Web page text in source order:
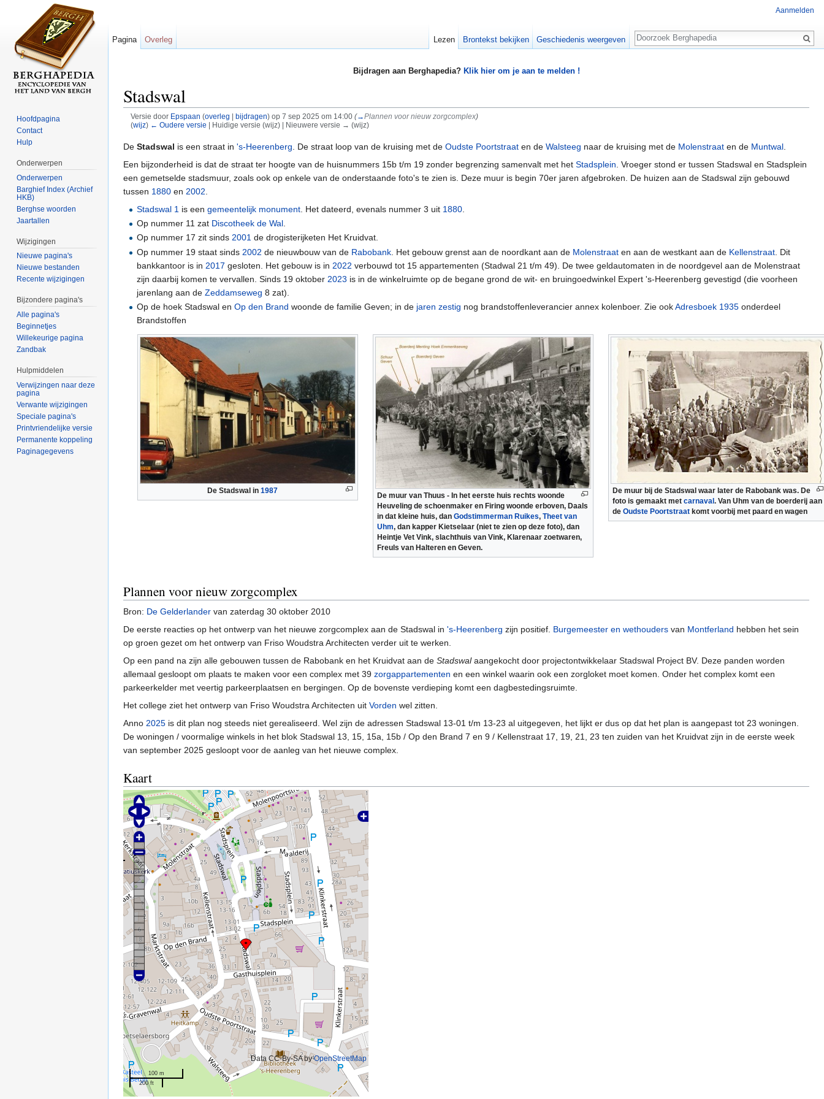
Bijdragen aan Berghapedia? Klik hier om je aan te melden !
Stadswal
Versie door Epspaan (overleg bijdragen)op 7 sep 2025 om 14:00 (→Plannen voor nieuw zorgcomplex)
(wijz) ← Oudere versie | Huidige versie (wijz) | Nieuwere versie → (wijz)
De Stadswal is een straat in 's-Heerenberg . De straat loop van de kruising met de Oudste Poortstraat en de Walsteeg naar de kruising met de Molenstraat en de Muntwal
Een bijzonderheid is dat de straat ter hoogte van de huisnummers 15b t/m 19 zonder begrenzing samenvalt met het Stadsplein . Vroeger stond er tussen Stadswal en Stadsplein
een gemetselde stadsmuur, zoals ook op enkele van de onderstaande foto's te zien is. Deze muur is begin 70er jaren afgebroken. De huizen aan de Stadswal zijn gebouwd
tussen 1880 en 2002
Stadswal 1 is eengemeentelijk monument . Het dateerd, evenals nummer 3 uit 1880
Op nummer 11 zat Discotheek de Wal
Op nummer 17 zit sinds2001 de drogisterijketen Het Kruidvat.
Op nummer 19 staat sinds 2002 de nieuwbouw van de Rabobank . Het gebouw grenst aan de noordkant aan de Molenstraat en aan de westkant aan de Kellenstraat . Dit
bankkantoor is in 2017 gesloten. Het gebouw is in 2022 verbouwd tot 15 appartementen (Stadwal 21 t/m 49). De twee geldautomaten in de noordgevel aan de Molenstraat
zijn daarbij komen te vervallen. Sinds 19 oktober 2023 is in de winkelruimte op de begane grond de wit- en bruingoedwinkel Expert 's-Heerenberg gevestigd (die voorheen
jarenlang aan deZeddamseweg 8 zat).
Op de hoek Stadswal enOp den Brand woonde de familie Geven; in de jaren zestig nog brandstoffenleverancier annex kolenboer. Zie ookAdresboek 1935 onderdeel
Brandstoffen
De Stadswal in 1987
De muur van Thuus - In het eerste huis rechts woonde
Heuveling de schoenmaker en Firing woonde erboven, Daals
in dat kleine huis, dan Godstimmerman Ruikes, Theet van
Uhm, dan kapper Kietselaar (niet te zien op deze foto), dan
Heintje Vet Vink, slachthuis van Vink, Klarenaar zoetwaren,
Freuls van Halteren en Geven.
De muur bij de Stadswal waar later de Rabobank was. De
foto is gemaakt met carnaval. Van Uhm van de boerderij aan
de Oudste Poortstraat komt voorbij met paard en wagen
Plannen voor nieuw zorgcomplex
Bron: De Gelderlander van zaterdag 30 oktober 2010
De eerste reacties op het ontwerp van het nieuwe zorgcomplex aan de Stadswal in 's-Heerenberg zijn positief. Burgemeester en wethouders van Montferland hebben het sein
op groen gezet om het ontwerp van Friso Woudstra Architecten verder uit te werken.
Op een pand na zijn alle gebouwen tussen de Rabobank en het Kruidvat aan de Stadswalaangekocht door projectontwikkelaar Stadswal Project BV. Deze panden worden
allemaal gesloopt om plaats te maken voor een complex met 39 zorgappartementen en een winkel waarin ook een zorgloket moet komen. Onder het complex komt een
parkeerkelder met veertig parkeerplaatsen en bergingen. Op de bovenste verdieping komt een dagbestedingsruimte.
Het college ziet het ontwerp van Friso Woudstra Architecten uit Vorden wel zitten.
Anno 2025 is dit plan nog steeds niet gerealiseerd. Wel zijn de adressen Stadswal 13-01 t/m 13-23 al uitgegeven, het lijkt er dus op dat het plan is aangepast tot 23 woningen.
De woningen / voormalige winkels in het blok Stadswal 13, 15, 15a, 15b / Op den Brand 7 en 9 / Kellenstraat 17, 19, 21, 23 ten zuiden van het Kruidvat zijn in de eerste week
van september 2025 gesloopt voor de aanleg van het nieuwe complex.
Kaart
100 m
200 ft
Data CC-By-SA byOpenStreetMap
Aanmelden
Pagina Overleg Lezen Brontekst bekijken Geschiedenis weergeven
Zoeken
Hoofdpagina
Contact
Hulp
Onderwerpen
Onderwerpen
Barghief Index (Archief
HKB)
Berghse woorden
Jaartallen
Wijzigingen
Nieuwe pagina's
Nieuwe bestanden
Recente wijzigingen
Bijzondere pagina's
Alle pagina's
Beginnetjes
Willekeurige pagina
Zandbak
Hulpmiddelen
Verwijzingen naar deze
pagina
Verwante wijzigingen
Speciale pagina's
Printvriendelijke versie
Permanente koppeling
Paginagegevens